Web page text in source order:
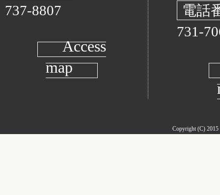
737-8807
Access
map
電話
731-
Copyright (C) 2015